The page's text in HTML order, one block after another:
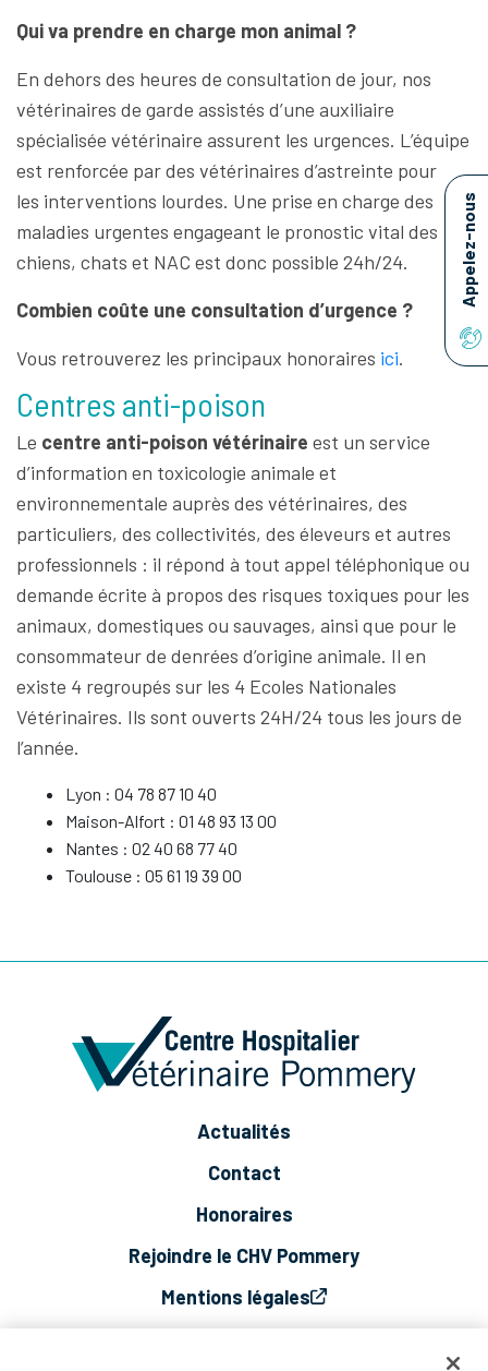
Appelez-nous
Qui va prendre en charge mon animal ?
En dehors des heures de consultation de jour, nos
vétérinaires de garde assistés d’une auxiliaire
spécialisée vétérinaire assurent les urgences. L’équipe
est renforcée par des vétérinaires d’astreinte pour
les interventions lourdes. Une prise en charge des
maladies urgentes engageant le pronostic vital des
chiens, chats et NAC est donc possible 24h/24.
Combien coûte une consultation d’urgence ?
Vous retrouverez les principaux honoraires ici.
Centres anti-poison
Le centre anti-poison vétérinaire est un service
d’information en toxicologie animale et
environnementale auprès des vétérinaires, des
particuliers, des collectivités, des éleveurs et autres
professionnels : il répond à tout appel téléphonique ou
demande écrite à propos des risques toxiques pour les
animaux, domestiques ou sauvages, ainsi que pour le
consommateur de denrées d’origine animale. Il en
existe 4 regroupés sur les 4 Ecoles Nationales
Vétérinaires. Ils sont ouverts 24H/24 tous les jours de
l’année.
Lyon : 04 78 87 10 40
Maison-Alfort : 01 48 93 13 00
Nantes : 02 40 68 77 40
Toulouse : 05 61 19 39 00
Actualités
Contact
Honoraires
Rejoindre le CHV Pommery
Mentions légales